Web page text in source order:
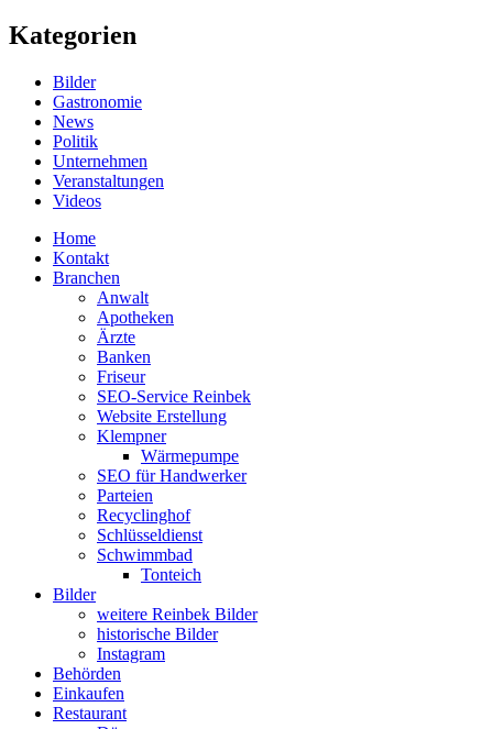
Kategorien
Bilder
Gastronomie
News
Politik
Unternehmen
Veranstaltungen
Videos
Home
Kontakt
Branchen
Anwalt
Apotheken
Ärzte
Banken
Friseur
SEO-Service Reinbek
Website Erstellung
Klempner
Wärmepumpe
SEO für Handwerker
Parteien
Recyclinghof
Schlüsseldienst
Schwimmbad
Tonteich
Bilder
weitere Reinbek Bilder
historische Bilder
Instagram
Behörden
Einkaufen
Restaurant